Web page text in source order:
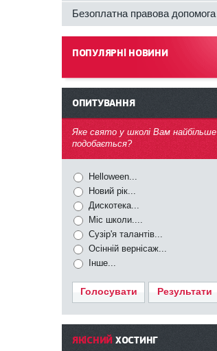
Безоплатна правова допомога
ПОПУЛЯРНІ НОВИНИ
------
ОПИТУВАННЯ
Яке свято у школі Вам найбільше
подобається?
Helloween...
Новий рік...
Дискотека...
Міс школи....
Сузір'я талантів...
Осінній вернісаж...
Інше...
Голосувати Результати
ЯКІСНИЙ ХОСТИНГ